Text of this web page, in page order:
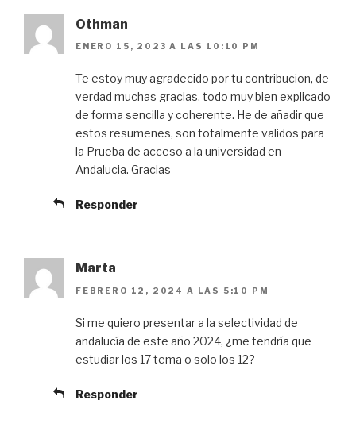
Othman
ENERO 15, 2023 A LAS 10:10 PM
Te estoy muy agradecido por tu contribucion, de
verdad muchas gracias, todo muy bien explicado
de forma sencilla y coherente. He de añadir que
estos resumenes, son totalmente validos para
la Prueba de acceso a la universidad en
Andalucia. Gracias
Responder
Marta
FEBRERO 12, 2024 A LAS 5:10 PM
Si me quiero presentar a la selectividad de
andalucía de este año 2024, ¿me tendría que
estudiar los 17 tema o solo los 12?
Responder